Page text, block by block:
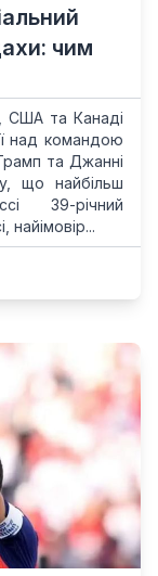
чим
США та Канаді
над командою
та Джанні
що найбільш
39-річний
найімовір...